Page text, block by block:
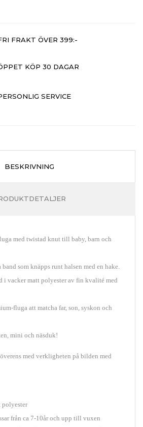
FRAKT ÖVER 399:-
KÖP 30 DAGAR
SERVICE
BESKRIVNING
med twistad knut till baby, barn och
som knäpps runt halsen med en hake.
i vacker matt polyester av fin kvalité med
fluga att matcha far, son, syskon och
mini och näsduk!
med verkligheten på bilden med
från ca 7-10år och upp till vuxen